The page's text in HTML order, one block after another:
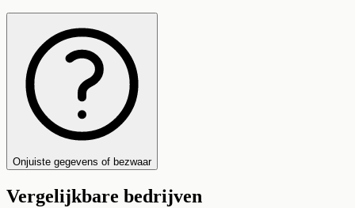
Onjuiste gegevens of bezwaar
Vergelijkbare bedrijven